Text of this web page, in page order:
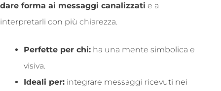
dare forma ai messaggi canalizzati e a
interpretarli con più chiarezza.
Perfette per chi: ha una mente simbolica e
visiva.
Ideali per: integrare messaggi ricevuti nei